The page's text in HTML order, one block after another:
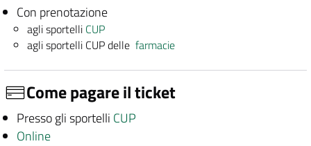
Con prenotazione
agli sportelli CUP
agli sportelli CUP dellefarmacie
Come pagare il ticket
Presso gli sportelli CUP
Online